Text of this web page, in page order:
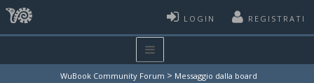
LOGIN REGISTRATI
WuBook Community Forum > Messaggio dalla board